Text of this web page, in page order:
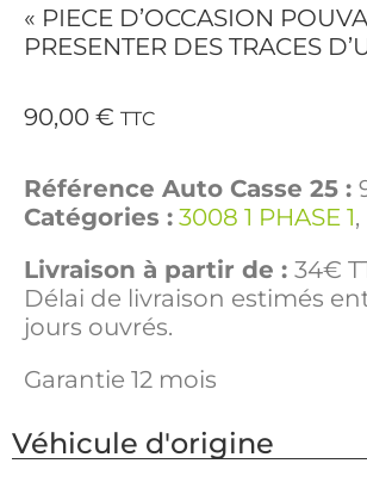
« PIECE D’OCCASION
PRESENTER DES TRACES
90,00 € TTC
Référence Auto Casse 25 :
Catégories : 3008 1 PHASE 1,
Livraison à partir de : 34€
Délai de livraison estimés
jours ouvrés.
Garantie 12 mois
Véhicule d'origine